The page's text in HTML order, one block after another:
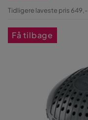
Pris
Original
Tidligere laveste pris 649,-
Få tilbage